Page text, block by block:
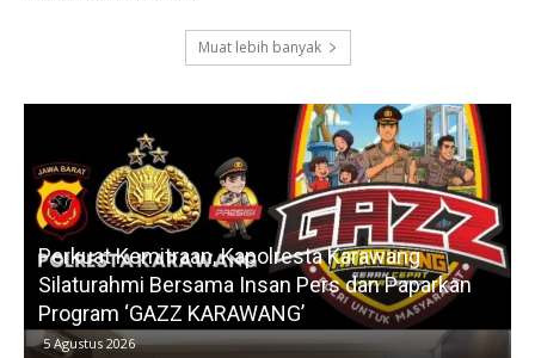
Muat lebih banyak
Perkuat Kemitraan, Kapolresta Karawang
Silaturahmi Bersama Insan Pers dan Paparkan
Program ‘GAZZ KARAWANG’
5 Agustus 2026